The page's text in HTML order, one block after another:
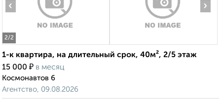
2/2
‹ ›
1-к квартира, на длительный срок, 40м², 2/5 этаж
15 000 ₽ в месяц
Космонавтов 6
Агентство, 09.08.2026